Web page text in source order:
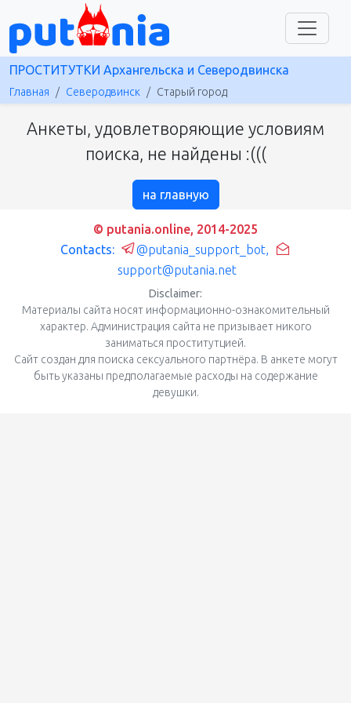
ПРОСТИТУТКИ Архангельска и Северодвинска
Главная Северодвинск Старый город
Анкеты, удовлетворяющие условиям
поиска, не найдены :(((
на главную
© putania.online, 2014-2025
Contacts:
@putania_support_bot,
support@putania.net
Disclaimer:
Материалы сайта носят информационно-ознакомительный
характер. Администрация сайта не призывает никого
заниматься проститутцией.
Сайт создан для поиска сексуального партнёра. В анкете могут
быть указаны предполагаемые расходы на содержание
девушки.